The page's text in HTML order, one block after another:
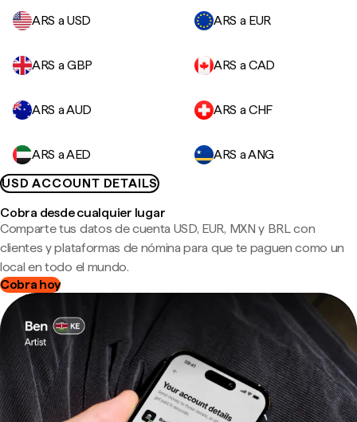
ARS a USD
ARS a EUR
ARS a GBP ARS a CAD
ARS a AUD ARS a CHF
ARS a AED
ARS a ANG
USD ACCOUNT DETAILS
Cobra desde cualquier lugar
Comparte tus datos de cuenta USD, EUR, MXN y BRL con
clientes y plataformas de nómina para que te paguen como un
local en todo el mundo.
Cobra hoy